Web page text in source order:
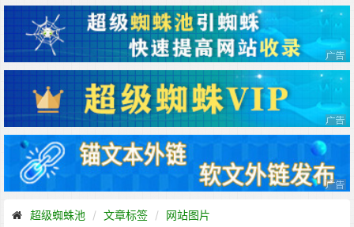
蜘
蛛
池
超级蜘蛛池 文章标签 网站图片